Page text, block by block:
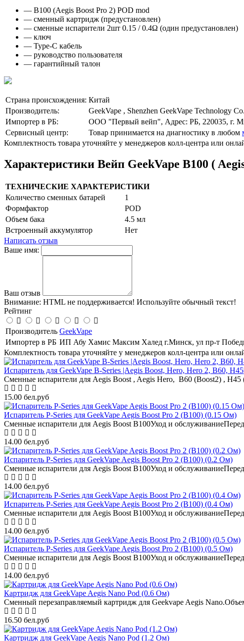
— B100 (Aegis Boost Pro 2) POD mod
— сменный картридж (предустановлен)
— сменные испарители 2шт 0.15 / 0.4Ω (один предустановлен)
— ключ
— Type-C кабель
— руководство пользователя
— гарантийный талон
Страна происхождения: Китай
Производитель:
GeekVape , Shenzhen GeekVape Technology
Импортер в РБ:
ООО "Первый вейп", Адрес: РБ, 220035, г.
Сервисный центр:
Товар принимается на диагностику в любом
Комплектность товара уточняйте у менеджеров колл-центра или
Характеристики Вейп GeekVape B100 (
ТЕХНИЧЕСКИЕ ХАРАКТЕРИСТИКИ
Количество сменных батарей
1
Формфактор
POD
Объем бака
4.5 мл
Встроенный аккумулятор
Нет
Написать отзыв
Ваше имя:
Ваш отзыв
Внимание: HTML не поддерживается! Используйте обычный текст!
Рейтинг
Производитель GeekVape
Импортер в РБ ИП Абу Хамис Максим Халед г.Минск, ул пр-т
Комплектность товара уточняйте у менеджеров колл-центра или
Испаритель для GeekVape B-Series |Aegis Boost, Hero, Hero 2, B60,
Сменные испарители для Aegis Boost , Aegis Hero, B60 (Boost2) , H45
15.00 бел.руб
Испаритель P-Series для GeekVape Aegis Boost Pro 2 (B100) (0.15 Ом)
Сменные испарители для Aegis Boost B100Уход и
14.00 бел.руб
Испаритель P-Series для GeekVape Aegis Boost Pro 2 (B100) (0.2 Ом)
Сменные испарители для Aegis Boost B100Уход и
14.00 бел.руб
Испаритель P-Series для GeekVape Aegis Boost Pro 2 (B100) (0.4 Ом)
Сменные испарители для Aegis Boost B100Уход и
14.00 бел.руб
Испаритель P-Series для GeekVape Aegis Boost Pro 2 (B100) (0.5 Ом)
Сменные испарители для Aegis Boost B100Уход и
14.00 бел.руб
Картридж для GeekVape Aegis Nano Pod (0.6 Ом)
Сменный перезаправляемый картридж для Geekvape Aegis
16.50 бел.руб
Картридж для GeekVape Aegis Nano Pod (1.2 Ом)